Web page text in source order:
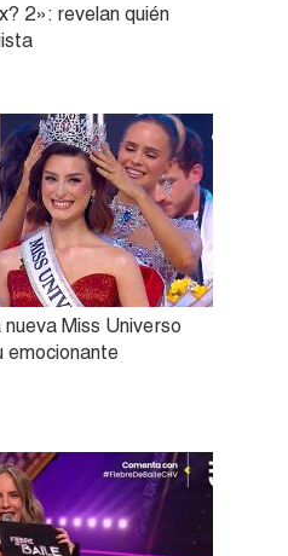
2»: revelan quién
Miss Universo
emocionante